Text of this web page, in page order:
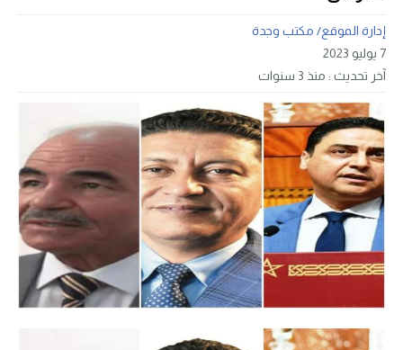
إدارة الموقع/ مكتب وجدة
7 يوليو 2023
آخر تحديث : منذ 3 سنوات